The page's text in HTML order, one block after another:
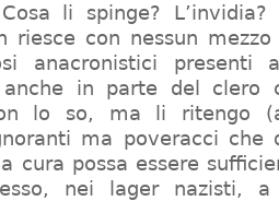
li spinge?
riesce con nessun
anacronistici presenti
in parte del clero
lo so, ma li ritengo
ma poveracci che
cura possa essere
nei lager nazisti,